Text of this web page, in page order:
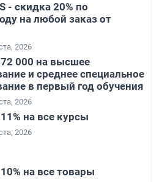
- скидка 20% по
на любой заказ от
2026
000 на высшее
и среднее специальное
в первый год обучения
2026
на все курсы
2026
на все товары